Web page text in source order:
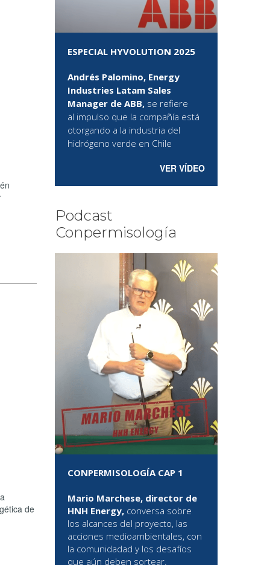
de
ESPECIAL HYVOLUTION 2025
Andrés Palomino, Energy
Industries Latam Sales
Manager de ABB, se refiere
al impulso que la compañía está
otorgando a la industria del
hidrógeno verde en Chile
VER VÍDEO
Podcast
Conpermisología
CONPERMISOLOGÍA CAP 1
Mario Marchese, director de
HNH Energy, conversa sobre
los alcances del proyecto, las
acciones medioambientales, con
la comunidadad y los desafíos
que aún deben sortear.